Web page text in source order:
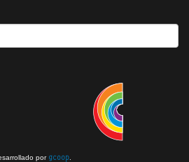
por gcoop.